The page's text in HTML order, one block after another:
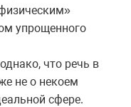
упрощенного
что речь в
не о некоем
сфере.